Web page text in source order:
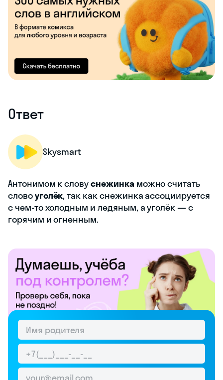
Ответ
Skysmart
Антонимом к словуснежинка можно считать
словоуголёк, так как снежинка ассоциируется
с чем-то холодным и ледяным, а уголёк — с
горячим и огненным.